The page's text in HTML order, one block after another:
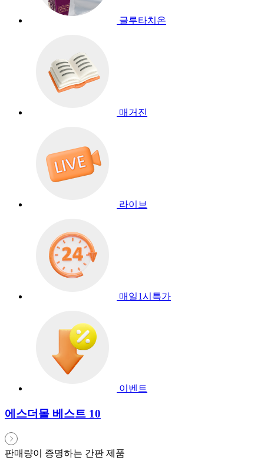
글루타치온
매거진
라이브
매일1시특가
이벤트
에스더몰 베스트 10
판매량이 증명하는 간판 제품